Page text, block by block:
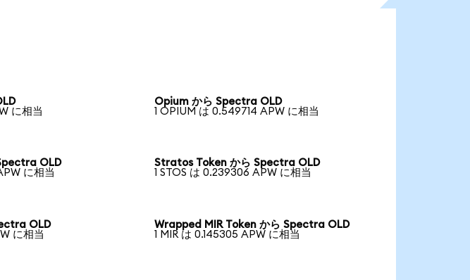
に相当
Opium から Spectra OLD
1 OPIUM は 0.549714 APW に相当
OLD
に相当
Stratos Token から Spectra OLD
1 STOS は 0.239306 APW に相当
OLD
に相当
Wrapped MIR Token から Spectra OLD
1 MIR は 0.145305 APW に相当